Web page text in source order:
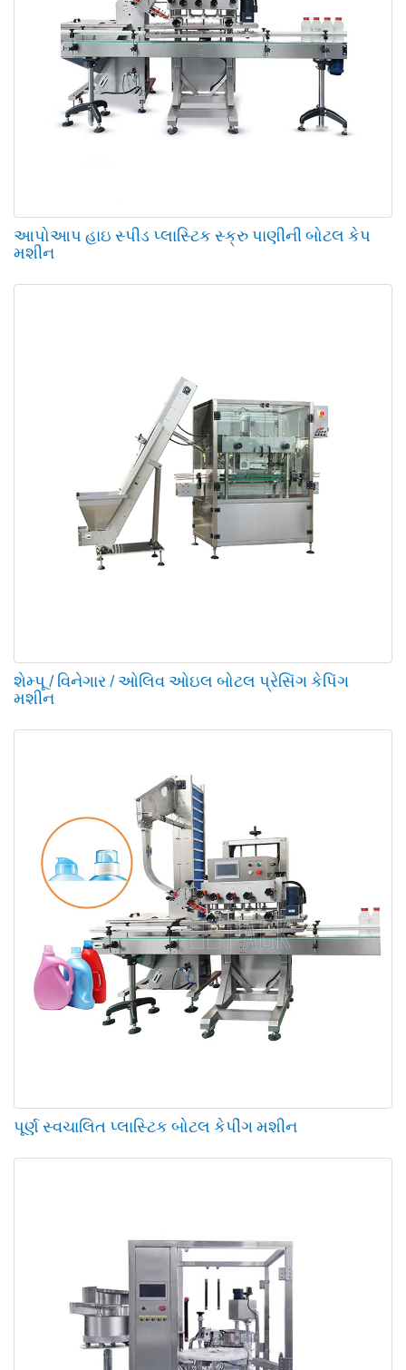
આપોઆપ હાઇ સ્પીડ પ્લાસ્ટિક સ્ક્રુ પાણીની બોટલ કેપ
મશીન
શેમ્પૂ / વિનેગાર / ઓલિવ ઓઇલ બોટલ પ્રેસિંગ કેપિંગ
મશીન
પૂર્ણ સ્વચાલિત પ્લાસ્ટિક બોટલ કેપીંગ મશીન